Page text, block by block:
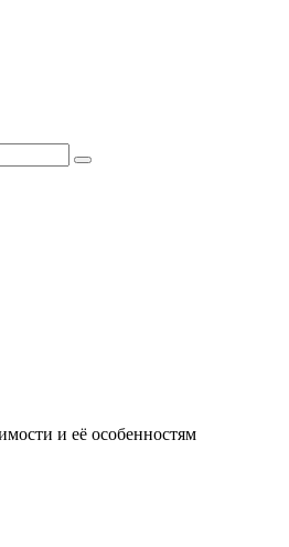
и её особенностям